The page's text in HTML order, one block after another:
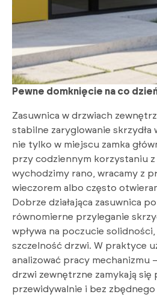
Pewne domknięcie na co
Zasuwnica w drzwiach
stabilne zaryglowanie skrzydła
nie tylko w miejscu zamka
przy codziennym korzystaniu
wychodzimy rano, wracamy z
wieczorem albo często
Dobrze działająca zasuwnica
równomierne przyleganie
wpływa na poczucie
szczelność drzwi. W praktyce
analizować pracy mechanizmu
drzwi zewnętrzne zamykają się
przewidywalnie i bez zbędnego